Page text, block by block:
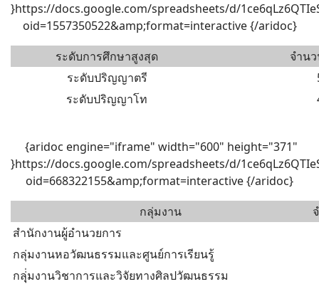
}https://docs.google.com/spreadsheets/d/
oid=1557350522&amp;format=interactive {/aridoc}
ระดับการศึกษาสูงสุด
จำน
ระดับปริญญาตรี
ระดับปริญญาโท
{aridoc engine="iframe" width="600" height="371"
}https://docs.google.com/spreadsheets/d/
oid=668322155&amp;format=interactive {/aridoc}
กลุ่มงาน
สำนักงานผู้อำนวยการ
กลุ่มงานหอวัฒนธรรมและศูนย์การเรียนรู้
กลุุ่่มงานวิชาการและวิจัยทางศิลปวัฒนธรรม